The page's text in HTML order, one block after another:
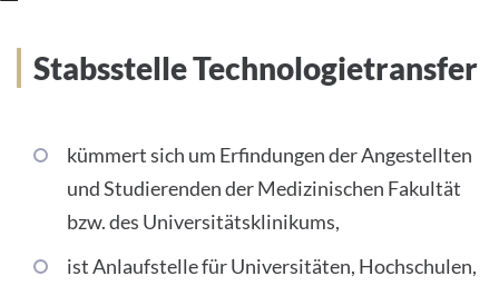
Stabsstelle Technologietransfer
kümmert sich um Erfindungen der Angestellten
und Studierenden der Medizinischen Fakultät
bzw. des Universitätsklinikums,
ist Anlaufstelle für Universitäten, Hochschulen,